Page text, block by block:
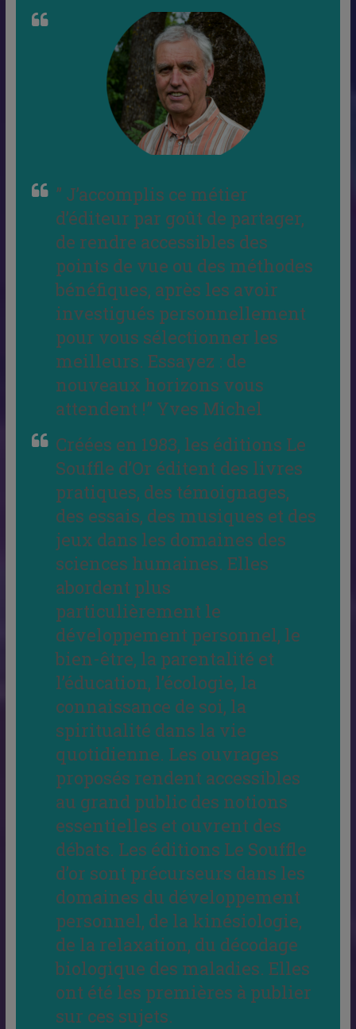
” J’accomplis ce métier
d’éditeur par goût de partager,
de rendre accessibles des
points de vue ou des méthodes
bénéfiques, après les avoir
investigués personnellement
pour vous sélectionner les
meilleurs. Essayez : de
nouveaux horizons vous
attendent !” Yves Michel
Créées en 1983, les éditions Le
Souffle d’Or éditent des livres
pratiques, des témoignages,
des essais, des musiques et des
jeux dans les domaines des
sciences humaines. Elles
abordent plus
particulièrement le
développement personnel, le
bien-être, la parentalité et
l’éducation, l’écologie, la
connaissance de soi, la
spiritualité dans la vie
quotidienne. Les ouvrages
proposés rendent accessibles
au grand public des notions
essentielles et ouvrent des
débats. Les éditions Le Souffle
d’or sont précurseurs dans les
domaines du développement
personnel, de la kinésiologie,
de la relaxation, du décodage
biologique des maladies. Elles
ont été les premières à publier
sur ces sujets.